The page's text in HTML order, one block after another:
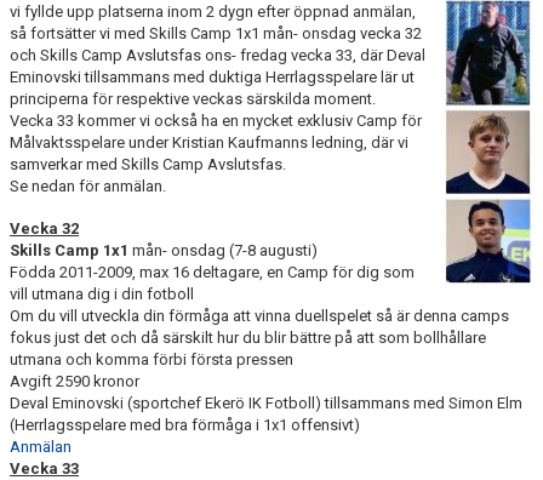
vi fyllde upp platserna inom 2 dygn efter öppnad anmälan,
så fortsätter vi med Skills Camp 1x1 mån- onsdag vecka 32
och Skills Camp Avslutsfas ons- fredag vecka 33, där Deval
Eminovski tillsammans med duktiga Herrlagsspelare lär ut
principerna för respektive veckas särskilda moment.
Vecka 33 kommer vi också ha en mycket exklusiv Camp för
Målvaktsspelare under Kristian Kaufmanns ledning, där vi
samverkar med Skills Camp Avslutsfas.
Se nedan för anmälan.
Vecka 32
Skills Camp 1x1 mån- onsdag (7-8 augusti)
Födda 2011-2009, max 16 deltagare, en Camp för dig som
vill utmana dig i din fotboll
Om du vill utveckla din förmåga att vinna duellspelet så är denna camps
fokus just det och då särskilt hur du blir bättre på att som bollhållare
utmana och komma förbi första pressen
Avgift 2590 kronor
Deval Eminovski (sportchef Ekerö IK Fotboll) tillsammans med Simon Elm
(Herrlagsspelare med bra förmåga i 1x1 offensivt)
Anmälan
Vecka 33